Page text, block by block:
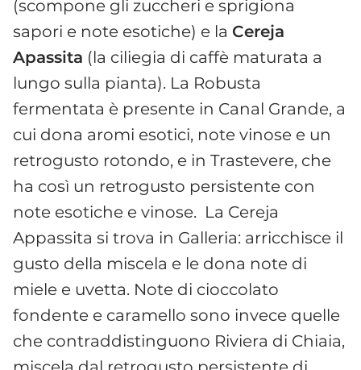
(scompone gli zuccheri e sprigiona
sapori e note esotiche) e la Cereja
Apassita (la ciliegia di caffè maturata a
lungo sulla pianta).​ La Robusta
fermentata è presente in Canal Grande, a
cui dona aromi esotici, note vinose e un
retrogusto rotondo, e in Trastevere, che
ha così un retrogusto persistente con
note esotiche e vinose. ​ La Cereja
Appassita si trova in Galleria: arricchisce il
gusto della miscela e le dona note di
miele e uvetta.​ Note di cioccolato
fondente e caramello sono invece quelle
che contraddistinguono Riviera di Chiaia,